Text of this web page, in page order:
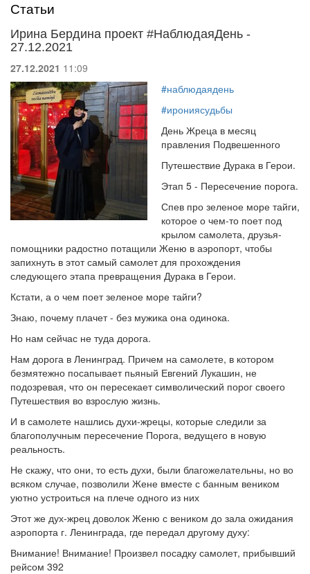
Статьи
Ирина Бердина проект #НаблюдаяДень -
27.12.2021
27.12.2021 11:09
#наблюдаядень
#ирониясудьбы
День Жреца в месяц
правления Подвешенного
Путешествие Дурака в Герои.
Этап 5 - Пересечение порога.
Спев про зеленое море тайги,
которое о чем-то поет под
крылом самолета, друзья-
помощники радостно потащили Женю в аэропорт, чтобы
запихнуть в этот самый самолет для прохождения
следующего этапа превращения Дурака в Герои.
Кстати, а о чем поет зеленое море тайги?
Знаю, почему плачет - без мужика она одинока.
Но нам сейчас не туда дорога.
Нам дорога в Ленинград. Причем на самолете, в котором
безмятежно посапывает пьяный Евгений Лукашин, не
подозревая, что он пересекает символический порог своего
Путешествия во взрослую жизнь.
И в самолете нашлись духи-жрецы, которые следили за
благополучным пересечение Порога, ведущего в новую
реальность.
Не скажу, что они, то есть духи, были благожелательны, но во
всяком случае, позволили Жене вместе с банным веником
уютно устроиться на плече одного из них
Этот же дух-жрец доволок Женю с веником до зала ожидания
аэропорта г. Ленинграда, где передал другому духу:
Внимание! Внимание! Произвел посадку самолет, прибывший
рейсом 392